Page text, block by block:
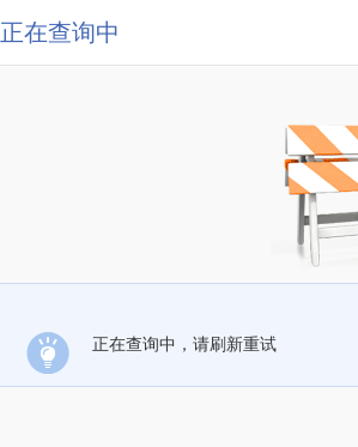
正在查询中
正在查询中，请刷新重试